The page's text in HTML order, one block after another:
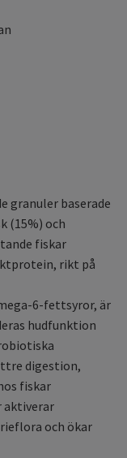
granuler baserade
(15%) och
fiskar
rikt på
6-fettsyror, är
hudfunktion
digestion,
fiskar
aktiverar
och ökar